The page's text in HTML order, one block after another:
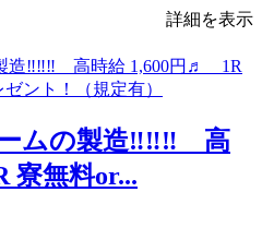
詳細を表示
ムの製造‼‼‼ 高
無料or...